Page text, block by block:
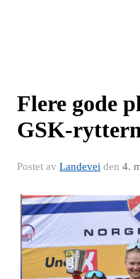
Flere gode
GSK-
Postet av Landevei den 4.